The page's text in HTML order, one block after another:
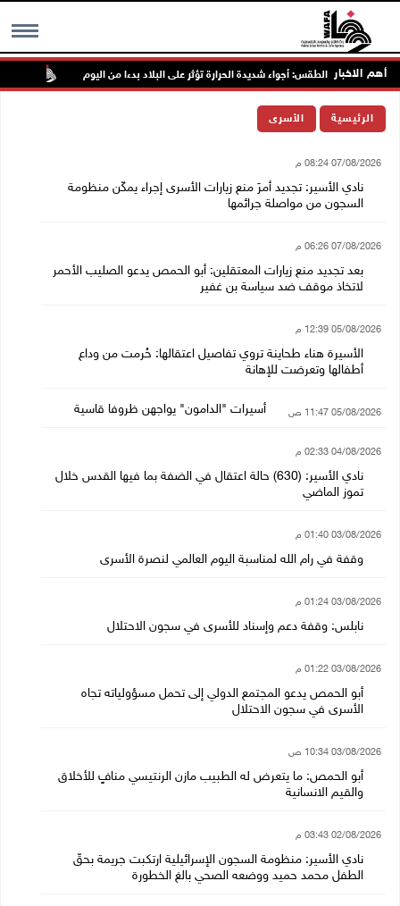
MENU أهم الاخبارحالة الطقس: أجواء شديدة الحرارة تؤثر على البلاد بدءا من اليوم
الرئيسية الأسرى
07/08/2026 08:24 م
نادي الأسير: تجديد أمرَ منع زيارات الأسرى إجراء يمكّن منظومة
السجون من مواصلة جرائمها
07/08/2026 06:26 م
بعد تجديد منع زيارات المعتقلين: أبو الحمص يدعو الصليب الأحمر
لاتخاذ موقف ضد سياسة بن غفير
05/08/2026 12:39 م
الأسيرة هناء طحاينة تروي تفاصيل اعتقالها: حُرمت من وداع
أطفالها وتعرضت للإهانة
05/08/2026 11:47 ص أسيرات "الدامون" يواجهن ظروفا قاسية
04/08/2026 02:33 م
نادي الأسير: (630) حالة اعتقال في الضفة بما فيها القدس خلال
تموز الماضي
03/08/2026 01:40 م
وقفة في رام الله لمناسبة اليوم العالمي لنصرة الأسرى
03/08/2026 01:24 م
نابلس: وقفة دعم وإسناد للأسرى في سجون الاحتلال
03/08/2026 01:22 م
أبو الحمص يدعو المجتمع الدولي إلى تحمل مسؤولياته تجاه
الأسرى في سجون الاحتلال
03/08/2026 10:34 ص
أبو الحمص: ما يتعرض له الطبيب مازن الرنتيسي منافٍ للأخلاق
والقيم الانسانية
02/08/2026 03:43 م
نادي الأسير: منظومة السجون الإسرائيلية ارتكبت جريمة بحقّ
الطفل محمد حميد ووضعه الصحي بالغ الخطورة